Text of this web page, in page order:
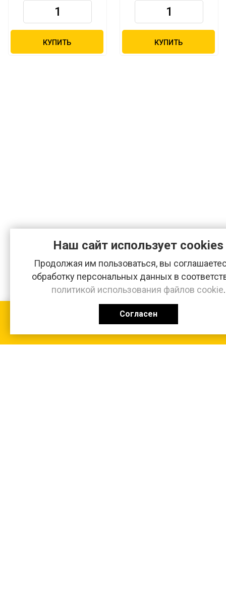
КУПИТЬ КУПИТЬ
Наш сайт использует cookies
Продолжая им пользоваться, вы
обработку персональных данных в
политикой использования файлов cookie.
Согласен